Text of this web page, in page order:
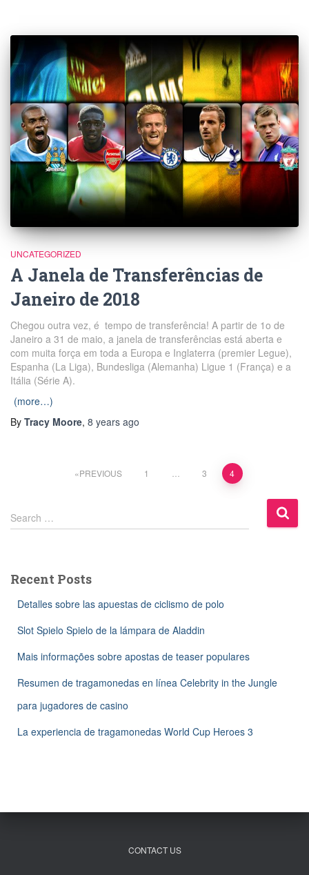
UNCATEGORIZED
A Janela de Transferências de
Janeiro de 2018
Chegou outra vez, é tempo de transferência! A partir de 1o de
Janeiro a 31 de maio, a janela de transferências está aberta e
com muita força em toda a Europa e Inglaterra (premier Legue),
Espanha (La Liga), Bundesliga (Alemanha) Ligue 1 (França) e a
Itália (Série A).
(more…)
By Tracy Moore, 8 years ago
pagination
PREVIOUS 1 3 4
S
e
h
Search …
Recent Posts
Detalles sobre las apuestas de ciclismo de polo
Slot Spielo Spielo de la lámpara de Aladdin
Mais informações sobre apostas de teaser populares
Resumen de tragamonedas en línea Celebrity in the Jungle
para jugadores de casino
La experiencia de tragamonedas World Cup Heroes 3
CONTACT US